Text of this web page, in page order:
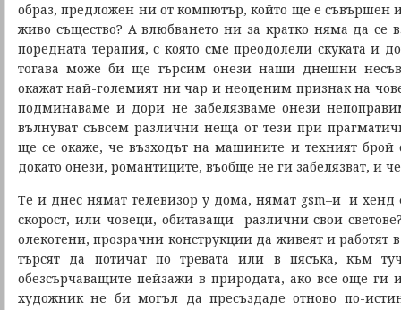
образ, предложен ни от компютър, който ще е съвършен
живо същество? А влюбването ни за кратко няма да се
поредната терапия, с която сме преодолели скуката и
тогава може би ще търсим онези наши днешни
окажат най-големият ни чар и неоценим признак на
подминаваме и дори не забелязваме онези
вълнуват съвсем различни неща от тези при
ще се окаже, че възходът на машините и техният брой
докато онези, романтиците, въобще не ги забелязват, и
Те и днес нямат телевизор у дома, нямат gsm–и и
скорост, или човеци, обитаващи различни свои
олекотени, прозрачни конструкции да живеят и работят
търсят да потичат по тревата или в пясъка, към
обезсърчаващите пейзажи в природата, ако все още
художник не би могъл да пресъздаде отново по-